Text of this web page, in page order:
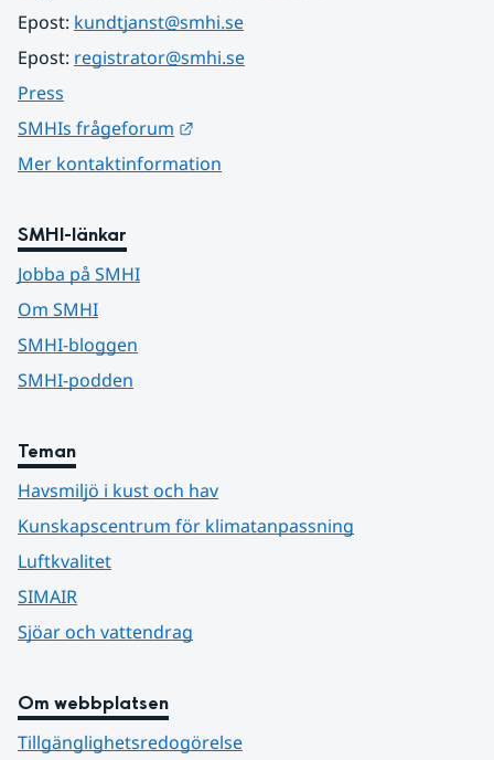
Epost: kundtjanst@smhi.se
Epost: registrator@smhi.se
Press
SMHIs frågeforum
Mer kontaktinformation
SMHI-länkar
Jobba på SMHI
Om SMHI
SMHI-bloggen
SMHI-podden
Teman
Havsmiljö i kust och hav
Kunskapscentrum för klimatanpassning
Luftkvalitet
SIMAIR
Sjöar och vattendrag
Om webbplatsen
Tillgänglighetsredogörelse